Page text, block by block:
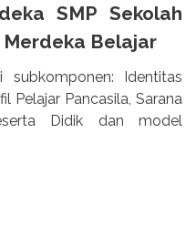
SMP Sekolah
Belajar
Identitas
Pelajar Pancasila, Sarana
Didik dan model